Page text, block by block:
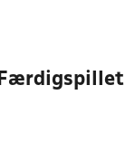
Færdigspillet